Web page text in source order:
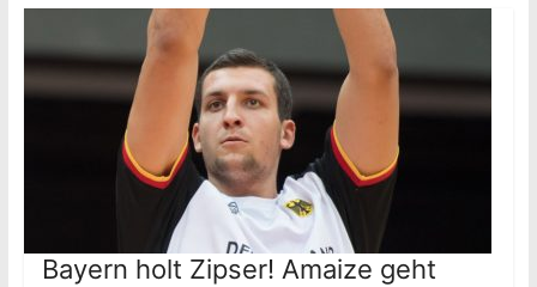
Bayern holt Zipser! Amaize geht